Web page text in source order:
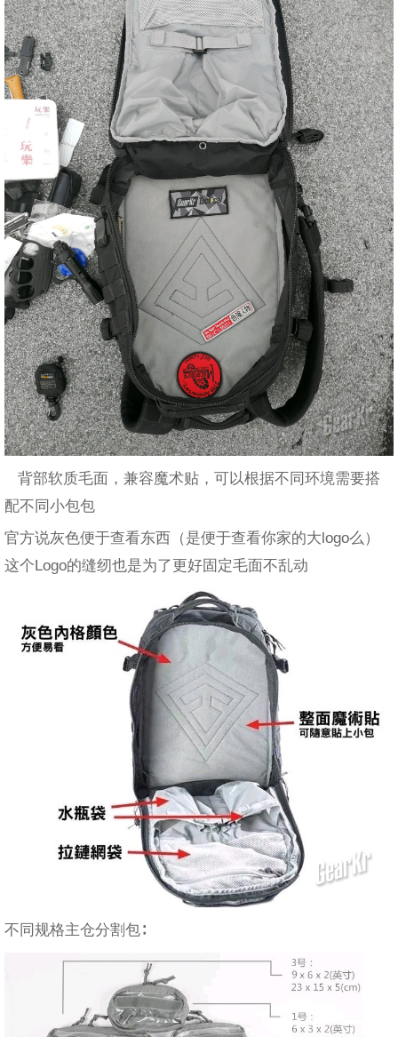
背部软质毛面，兼容魔术贴，可以根据不同环境需要搭
配不同小包包
官方说灰色便于查看东西（是便于查看你家的大logo么）
这个Logo的缝纫也是为了更好固定毛面不乱动
不同规格主仓分割包∶